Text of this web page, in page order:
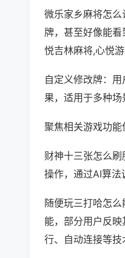
微乐家乡麻将怎
牌，甚至好像能
悦吉林麻将,心悦
自定义修改牌：
果，适用于多种场
聚焦相关游戏功能
财神十三张怎么
操作，通过AI算法
随便玩三打哈怎么
能，部分用户反映
行、自动连接等技